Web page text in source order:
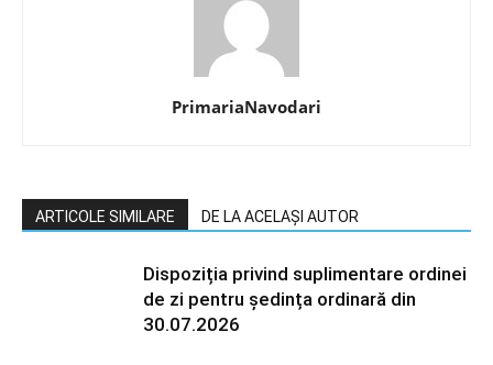
PrimariaNavodari
ARTICOLE SIMILARE DE LA ACELAȘI AUTOR
Dispoziția privind suplimentare ordinei
de zi pentru ședința ordinară din
30.07.2026